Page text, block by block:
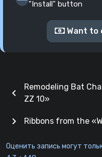
"Install" button
Want to
chevron_left
Remodeling Bat
ZZ 10»
Ribbons from the
chevron_right
Оценить запись могут